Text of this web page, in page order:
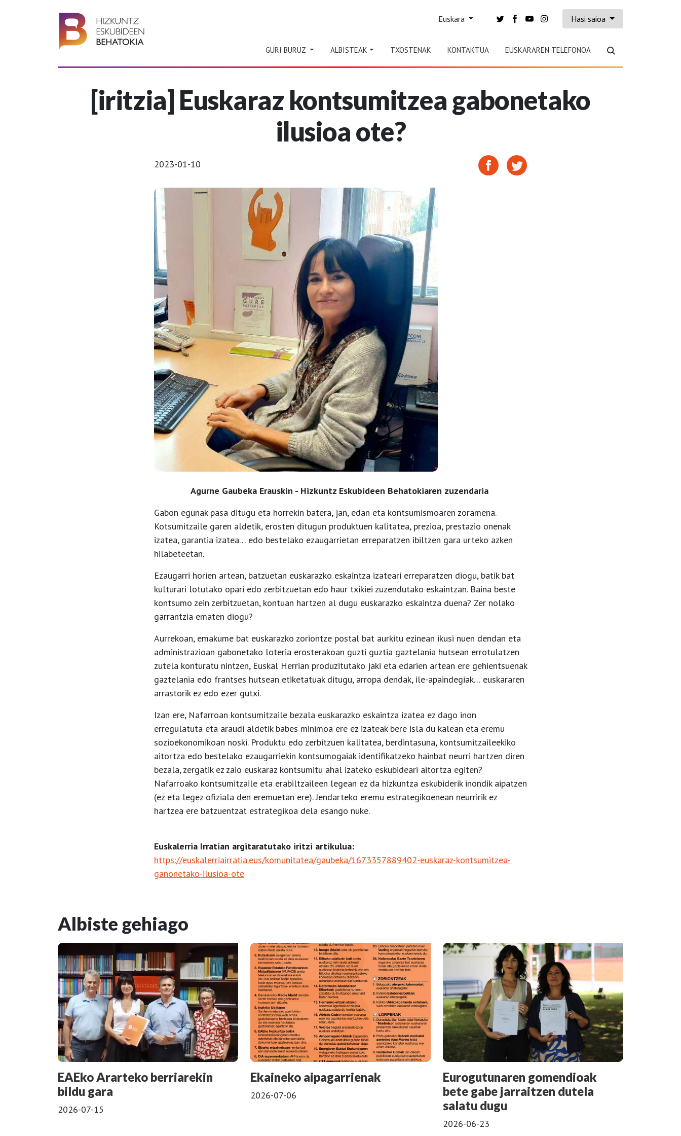
Euskara Hasi saioa
GURI BURUZ ALBISTEAK TXOSTENAK KONTAKTUA EUSKARAREN TELEFONOA
[iritzia] Euskaraz kontsumitzea gabonetako
ilusioa ote?
2023-01-10
Agurne Gaubeka Erauskin - Hizkuntz Eskubideen Behatokiaren zuzendaria
Gabon egunak pasa ditugu eta horrekin batera, jan, edan eta kontsumismoaren zoramena.
Kotsumitzaile garen aldetik, erosten ditugun produktuen kalitatea, prezioa, prestazio onenak
izatea, garantia izatea… edo bestelako ezaugarrietan erreparatzen ibiltzen gara urteko azken
hilabeteetan.
Ezaugarri horien artean, batzuetan euskarazko eskaintza izateari erreparatzen diogu, batik bat
kulturari lotutako opari edo zerbitzuetan edo haur txikiei zuzendutako eskaintzan. Baina beste
kontsumo zein zerbitzuetan, kontuan hartzen al dugu euskarazko eskaintza duena? Zer nolako
garrantzia ematen diogu?
Aurrekoan, emakume bat euskarazko zoriontze postal bat aurkitu ezinean ikusi nuen dendan eta
administrazioan gabonetako loteria erosterakoan guzti guztia gaztelania hutsean errotulatzen
zutela konturatu nintzen, Euskal Herrian produzitutako jaki eta edarien artean ere gehientsuenak
gaztelania edo frantses hutsean etiketatuak ditugu, arropa dendak, ile-apaindegiak… euskararen
arrastorik ez edo ezer gutxi.
Izan ere, Nafarroan kontsumitzaile bezala euskarazko eskaintza izatea ez dago inon
erregulatuta eta araudi aldetik babes minimoa ere ez izateak bere isla du kalean eta eremu
sozioekonomikoan noski. Produktu edo zerbitzuen kalitatea, berdintasuna, kontsumitzaileekiko
aitortza edo bestelako ezaugarriekin kontsumogaiak identifikatzeko hainbat neurri hartzen diren
bezala, zergatik ez zaio euskaraz kontsumitu ahal izateko eskubideari aitortza egiten?
Nafarroako kontsumitzaile eta erabiltzaileen legean ez da hizkuntza eskubiderik inondik aipatzen
(ez eta legez ofiziala den eremuetan ere). Jendarteko eremu estrategikoenean neurririk ez
hartzea ere batzuentzat estrategikoa dela esango nuke.
Euskalerria Irratian argitaratutako iritzi artikulua:
https://euskalerriairratia.eus/komunitatea/gaubeka/1673357889402-euskaraz-kontsumitzea-
ganonetako-ilusioa-ote
Albiste gehiago
EAEko Ararteko berriarekin
bildu gara
2026-07-15
Ekaineko aipagarrienak
2026-07-06
Eurogutunaren gomendioak
bete gabe jarraitzen dutela
salatu dugu
2026-06-23